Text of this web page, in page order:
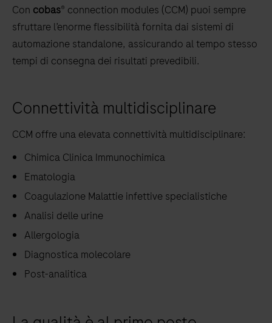
Con cobas® connection modules (CCM) puoi sempre
sfruttare l’enorme flessibilità fornita dai sistemi di
automazione standalone, assicurando al tempo stesso
tempi di consegna dei risultati prevedibili.
Connettività multidisciplinare
CCM offre una elevata connettività multidisciplinare:
Chimica Clinica Immunochimica
Ematologia
Coagulazione Malattie infettive specialistiche
Analisi delle urine
Allergologia
Diagnostica molecolare
Post-analitica